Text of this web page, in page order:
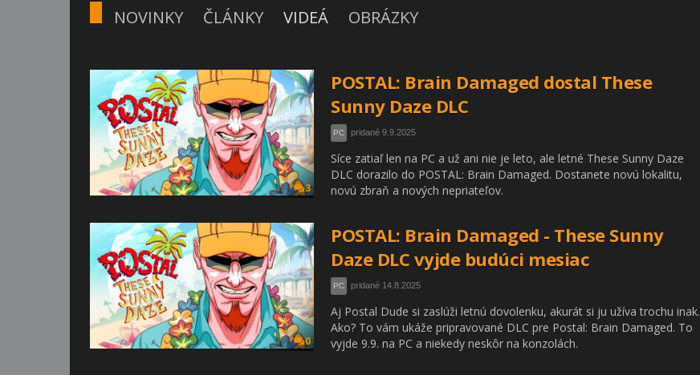
NOVINKY ČLÁNKY VIDEÁ OBRÁZKY
3
POSTAL: Brain Damaged dostal These
Sunny Daze DLC
PC pridané 9.9.2025
Síce zatiaľ len na PC a už ani nie je leto, ale letné These Sunny Daze
DLC dorazilo do POSTAL: Brain Damaged. Dostanete novú lokalitu,
novú zbraň a nových nepriateľov.
0
POSTAL: Brain Damaged - These Sunny
Daze DLC vyjde budúci mesiac
PC pridané 14.8.2025
Aj Postal Dude si zaslúži letnú dovolenku, akurát si ju užíva trochu inak.
Ako? To vám ukáže pripravované DLC pre Postal: Brain Damaged. To
vyjde 9.9. na PC a niekedy neskôr na konzolách.